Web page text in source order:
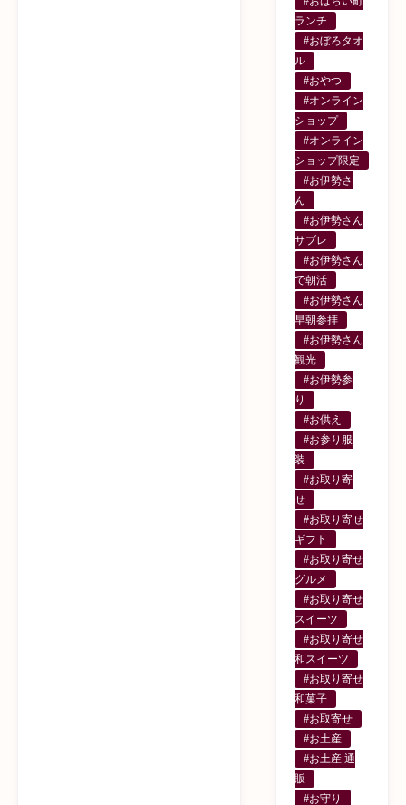
ランチ
#おぼろタオ
ル
#おやつ
#オンライン
ショップ
#オンライン
ショップ限定
#お伊勢さ
ん
#お伊勢さん
サブレ
#お伊勢さん
で朝活
#お伊勢さん
早朝参拝
#お伊勢さん
観光
#お伊勢参
り
#お供え
#お参り服
装
#お取り寄
せ
#お取り寄せ
ギフト
#お取り寄せ
グルメ
#お取り寄せ
スイーツ
#お取り寄せ
和スイーツ
#お取り寄せ
和菓子
#お取寄せ
#お土産
#お土産 通
販
#お守り